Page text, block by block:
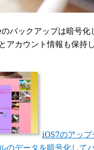
バックアップは暗号化
アカウント情報も保持
iOS7のアッ
のデータを暗号化して